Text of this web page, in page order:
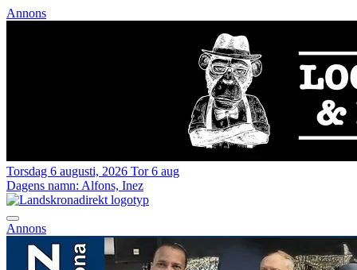
Annons
Torsdag 6 augusti, 2026 Tor 6 aug
Dagens namn: Alfons, Inez
Annons